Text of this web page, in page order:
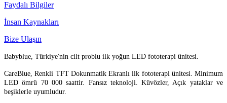
Faydalı Bilgiler
İnsan Kaynakları
Bize Ulaşın
Babyblue, Türkiye'nin cilt problu ilk yoğun LED fototerapi ünitesi.
CareBlue, Renkli TFT Dokunmatik Ekranlı ilk fototerapi ünitesi. Minimum
LED ömrü 70 000 saattir. Fansız teknoloji. Küvözler, Açık yataklar ve
beşiklerle uyumludur.